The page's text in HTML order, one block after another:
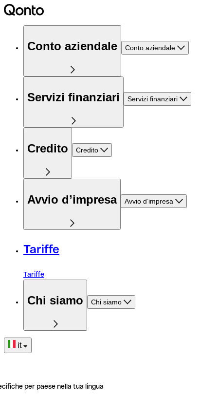
Conto aziendale Conto aziendale
Servizi finanziari Servizi finanziari
Credito Credito
Avvio d’impresa Avvio d’impresa
Tariffe
Tariffe
Chi siamo Chi siamo
it
per paese nella tua lingua